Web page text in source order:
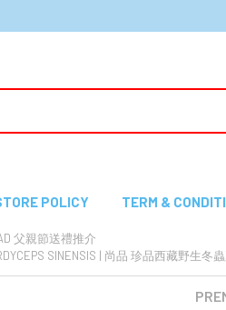
POLICY TERM &
父親節送禮推介
SINENSIS | 尚品 珍品西藏野生冬